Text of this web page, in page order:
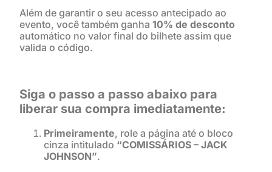
Além de garantir o seu acesso antecipado ao
evento, você também ganha 10% de desconto
automático no valor final do bilhete assim que
valida o código.
Siga o passo a passo abaixo para
liberar sua compra imediatamente:
Primeiramente, role a página até o bloco
cinza intitulado “COMISSÁRIOS – JACK
JOHNSON”.